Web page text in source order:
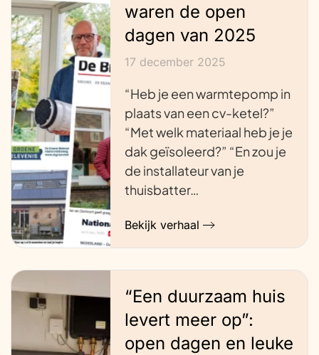
waren de open
dagen van 2025
17 december 2025
“Heb je een warmtepomp in
plaats van een cv-ketel?”
“Met welk materiaal heb je je
dak geïsoleerd?” “En zou je
de installateur van je
thuisbatter…
Bekijk verhaal
“Een duurzaam huis
levert meer op”:
open dagen en leuke